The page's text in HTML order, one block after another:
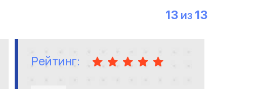
13 ИЗ 13
Рейтинг: